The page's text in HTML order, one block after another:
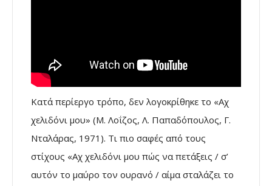
Κατά περίεργο τρόπο, δεν λογοκρίθηκε το «Αχ
χελιδόνι μου» (Μ. Λοΐζος, Λ. Παπαδόπουλος, Γ.
Νταλάρας, 1971). Τι πιο σαφές από τους
στίχους «Αχ χελιδόνι μου πώς να πετάξεις / σ’
αυτόν το μαύρο τον ουρανό / αίμα σταλάζει το